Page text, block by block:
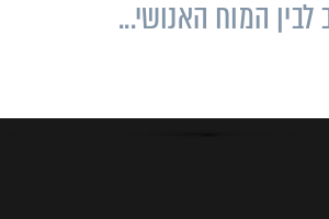
המוח האנושי...